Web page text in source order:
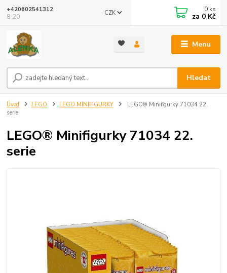
Menu
CZK
Hledat
+420602541312
8-20
0 ks
za 0 Kč
Úvod LEGO LEGO MINIFIGURKY
LEGO® Minifigurky 71034 22.
serie
LEGO® Minifigurky 71034 22.
serie